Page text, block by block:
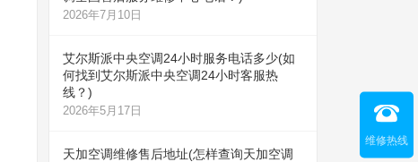
2026年7月10日
艾尔斯派中央空调24小时服务电话多少(如
何找到艾尔斯派中央空调24小时客服热
线？)
2026年5月17日
天加空调维修售后地址(怎样查询天加空调
维修热线